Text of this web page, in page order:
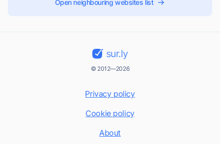
Open neighbouring websites list
sur.ly
© 2012—2026
Privacy policy
Cookie policy
About